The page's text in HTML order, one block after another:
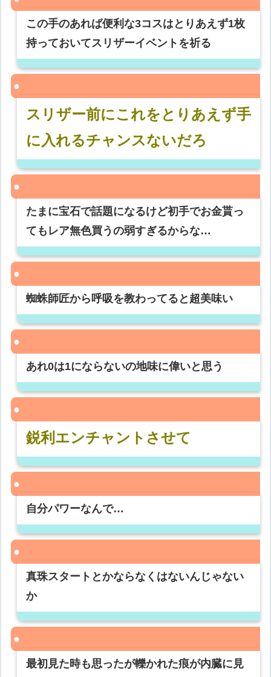
この手のあれば便利な3コスはとりあえず1枚
持っておいてスリザーイベントを祈る
スリザー前にこれをとりあえず手
に入れるチャンスないだろ
たまに宝石で話題になるけど初手でお金貰っ
てもレア無色買うの弱すぎるからな…
蜘蛛師匠から呼吸を教わってると超美味い
あれ0は1にならないの地味に偉いと思う
鋭利エンチャントさせて
自分パワーなんで…
真珠スタートとかならなくはないんじゃない
か
最初見た時も思ったが轢かれた痕が内臓に見